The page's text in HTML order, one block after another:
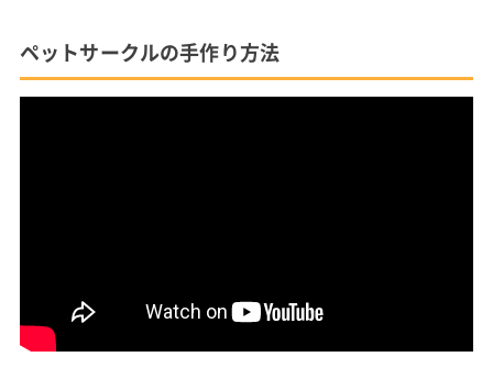
ペットサークルの手作り方法